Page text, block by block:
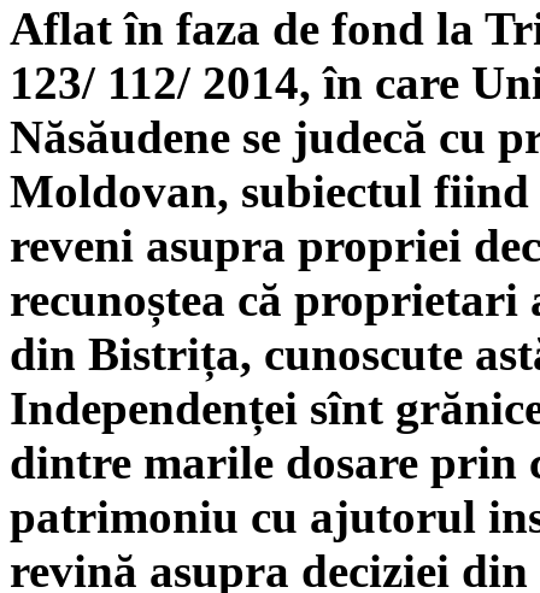
Aflat în faza de fond la
123/ 112/ 2014, în care
Năsăudene se judecă cu
Moldovan, subiectul fiind
reveni asupra propriei
recunoștea că proprietari
din Bistrița, cunoscute
Independenței sînt
dintre marile dosare prin
patrimoniu cu ajutorul
revină asupra deciziei